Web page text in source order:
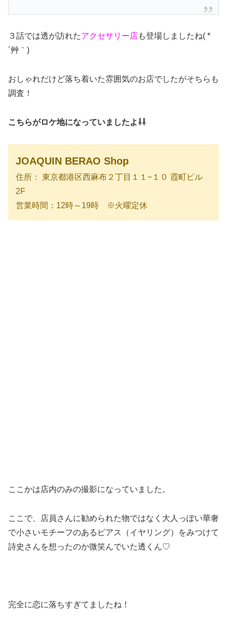
３話では透が訪れたアクセサリー店 も登場しましたね( *
´艸｀)
おしゃれだけど落ち着いた雰囲気のお店でしたがそちらも
調査！
こちらがロケ地になっていましたよ⇩⇩
JOAQUIN BERAO Shop
住所： 東京都港区西麻布２丁目１１−１０ 霞町ビル
2F
営業時間：12時～19時 ※火曜定休
ここかは店内のみの撮影になっていました。
ここで、店員さんに勧められた物ではなく大人っぽい華奢
で小さいモチーフのあるピアス（イヤリング）をみつけて
詩史さんを想ったのか微笑んでいた透くん♡
完全に恋に落ちすぎてましたね！